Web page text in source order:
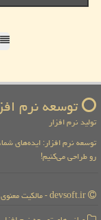
توسعه نرم
تولید نرم افزار
توسعه نرم افزار: ایده‌های
رو طراحی می‌کنیم!